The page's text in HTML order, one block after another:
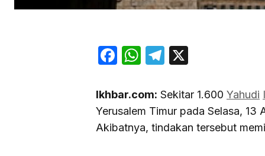
Facebook
WhatsApp
Telegram
Ikhbar.com: Sekitar 1.600 Yahudi
Yerusalem Timur pada Selasa,
Akibatnya, tindakan tersebut